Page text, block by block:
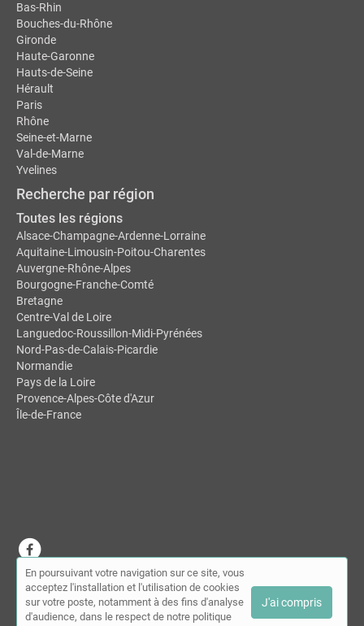
Bas-Rhin
Bouches-du-Rhône
Gironde
Haute-Garonne
Hauts-de-Seine
Hérault
Paris
Rhône
Seine-et-Marne
Val-de-Marne
Yvelines
Recherche par région
Toutes les régions
Alsace-Champagne-Ardenne-Lorraine
Aquitaine-Limousin-Poitou-Charentes
Auvergne-Rhône-Alpes
Bourgogne-Franche-Comté
Bretagne
Centre-Val de Loire
Languedoc-Roussillon-Midi-Pyrénées
Nord-Pas-de-Calais-Picardie
Normandie
Pays de la Loire
Provence-Alpes-Côte d'Azur
Île-de-France
© MDSL | Annuaire des ostéopathes 2026 |Plan du site
compte|Contact
Conditions générales d'utilisation|Mentions légales
En poursuivant votre navigation sur ce site, vous
acceptez l'installation et l'utilisation de cookies
sur votre poste, notamment à des fins d'analyse
d'audience, dans le respect de notre politique
J'ai compris